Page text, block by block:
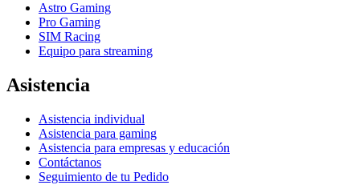
Astro Gaming
Pro Gaming
SIM Racing
Equipo para streaming
Asistencia
Asistencia individual
Asistencia para gaming
Asistencia para empresas y educación
Contáctanos
Seguimiento de tu Pedido